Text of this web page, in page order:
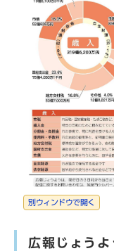
別ウィンドウで開く
広報じょう